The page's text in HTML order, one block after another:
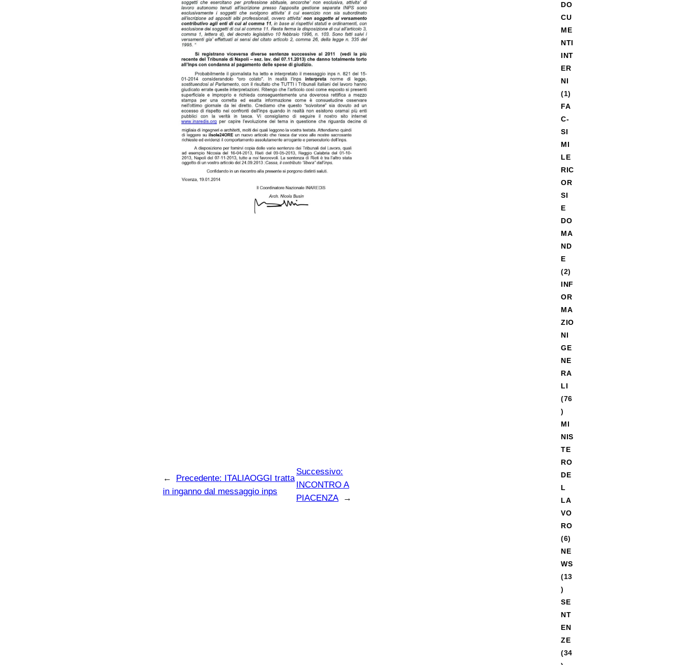
← Precedente: ITALIAOGGI tratta
in inganno dal messaggio inps
Successivo:
INCONTRO A
PIACENZA
→
DO
CU
ME
NTI
INT
ER
NI
(1)
FA
C-
SI
MI
LE
RIC
OR
SI
E
DO
MA
ND
E
(2)
INF
OR
MA
ZIO
NI
GE
NE
RA
LI
(76
)
MI
NIS
TE
RO
DE
L
LA
VO
RO
(6)
NE
WS
(13
)
SE
NT
EN
ZE
(34